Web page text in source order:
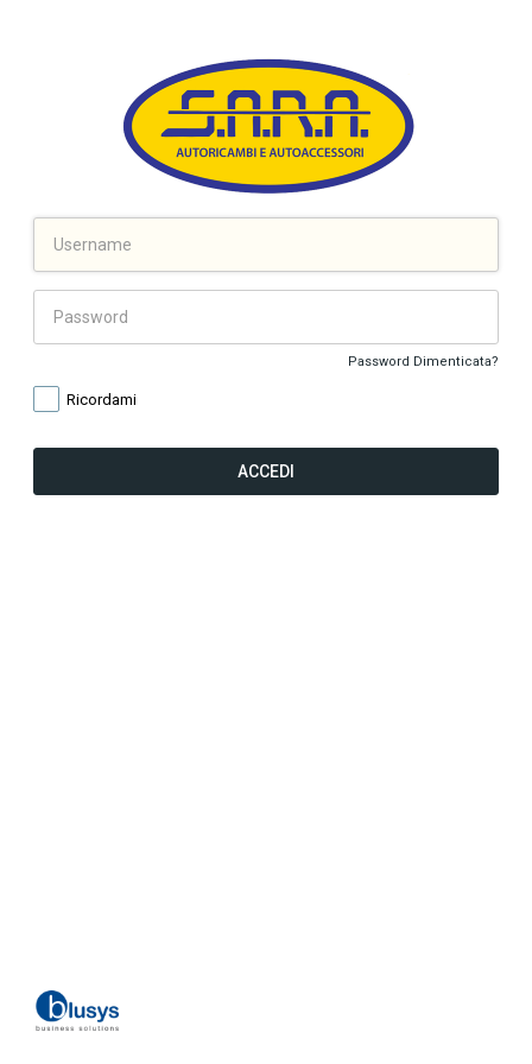
Password Dimenticata?
Ricordami
ACCEDI